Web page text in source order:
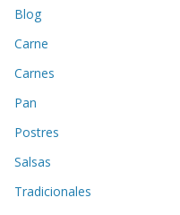
Blog
Carne
Carnes
Pan
Postres
Salsas
Tradicionales